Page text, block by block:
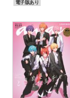
電子版あり